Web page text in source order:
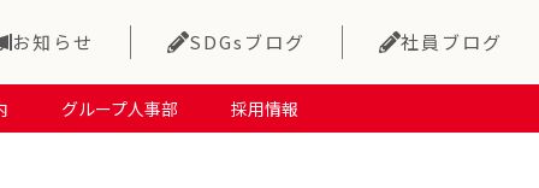
お知らせ SDGsブログ 社員ブログ
グループ人事部 採用情報